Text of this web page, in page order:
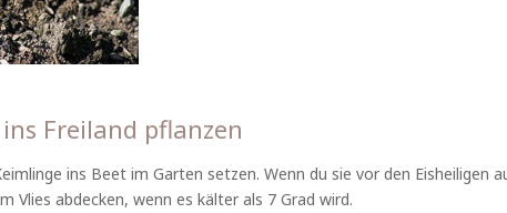
Freiland pflanzen
ins Beet im Garten setzen. Wenn du sie vor den
Vlies abdecken, wenn es kälter als 7 Grad wird.